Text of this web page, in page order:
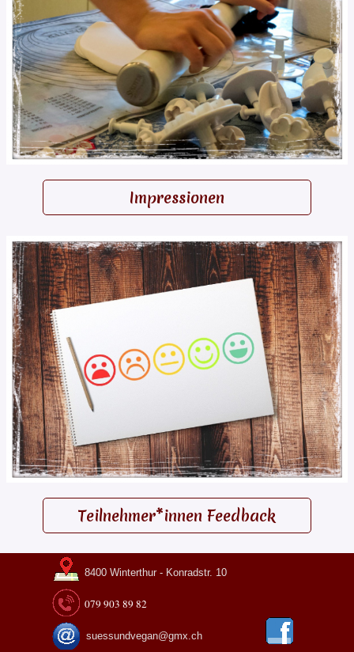
Impressionen
Teilnehmer*innen Feedback
suessundvegan@gmx.ch
8400 Winterthur - Konradstr. 10
079 903 89 82